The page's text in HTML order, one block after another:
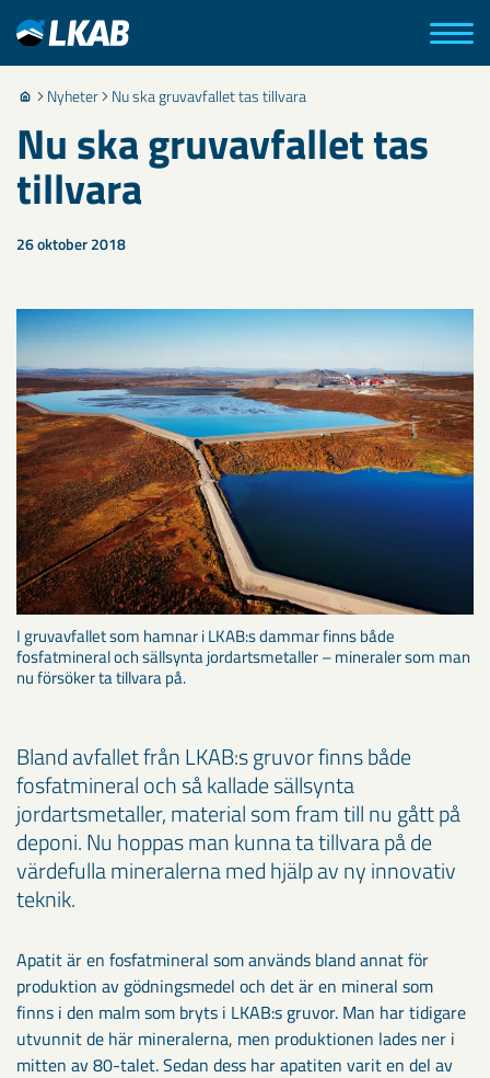
Nyheter Nu ska gruvavfallet tas tillvara
Nu ska gruvavfallet tas
tillvara
26 oktober 2018
I gruvavfallet som hamnar i LKAB:s dammar finns både
fosfatmineral och sällsynta jordartsmetaller – mineraler som man
nu försöker ta tillvara på.
Bland avfallet från LKAB:s gruvor finns både
fosfatmineral och så kallade sällsynta
jordartsmetaller, material som fram till nu gått på
deponi. Nu hoppas man kunna ta tillvara på de
värdefulla mineralerna med hjälp av ny innovativ
teknik.
Apatit är en fosfatmineral som används bland annat för
produktion av gödningsmedel och det är en mineral som
finns i den malm som bryts i LKAB:s gruvor. Man har tidigare
utvunnit de här mineralerna, men produktionen lades ner i
mitten av 80-talet. Sedan dess har apatiten varit en del av